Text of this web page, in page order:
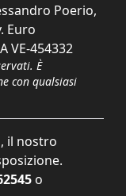
Poerio,
Euro
VE-454332
È
con qualsiasi
il nostro
o